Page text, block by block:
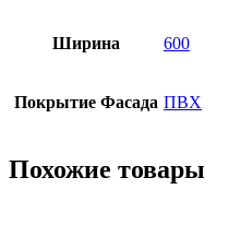
Ширина 600
Покрытие Фасада ПВХ
Похожие товары